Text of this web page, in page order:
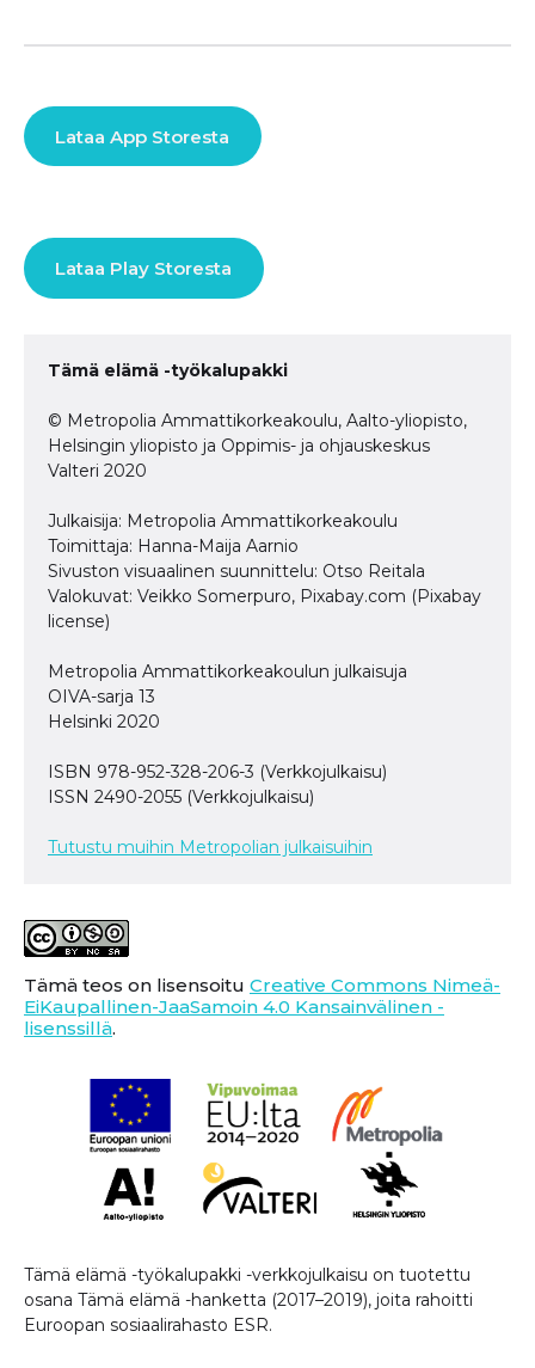
Lataa App Storesta
Lataa Play Storesta
Tämä elämä -työkalupakki
© Metropolia Ammattikorkeakoulu, Aalto-yliopisto,
Helsingin yliopisto ja Oppimis- ja ohjauskeskus
Valteri 2020
Julkaisija: Metropolia Ammattikorkeakoulu
Toimittaja: Hanna-Maija Aarnio
Sivuston visuaalinen suunnittelu: Otso Reitala
Valokuvat: Veikko Somerpuro, Pixabay.com (Pixabay
license)
Metropolia Ammattikorkeakoulun julkaisuja
OIVA-sarja 13
Helsinki 2020
ISBN 978-952-328-206-3 (Verkkojulkaisu)
ISSN 2490-2055 (Verkkojulkaisu)
Tutustu muihin Metropolian julkaisuihin
Tämä teos on lisensoitu Creative Commons Nimeä-
EiKaupallinen-JaaSamoin 4.0 Kansainvälinen -
lisenssillä.
Tämä elämä -työkalupakki -verkkojulkaisu on tuotettu
osana Tämä elämä -hanketta (2017–2019), joita rahoitti
Euroopan sosiaalirahasto ESR.